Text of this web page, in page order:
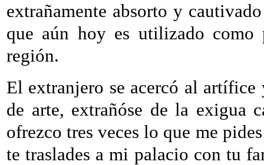
extrañamente absorto y
que aún hoy es utilizado
región.
El extranjero se acercó al
de arte, extrañóse de la exigua
ofrezco tres veces lo que me
te traslades a mi palacio con tu